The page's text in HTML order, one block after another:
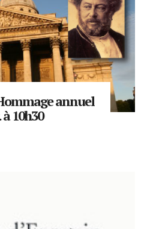
annuel
10h30